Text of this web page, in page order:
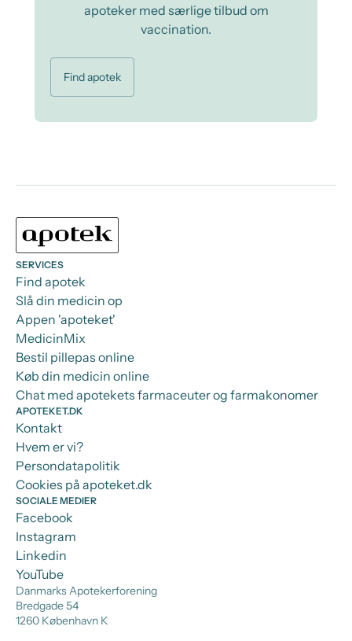
apoteker med særlige tilbud om
vaccination.
Find apotek
Danmarks Apotekerforening
Bredgade 54
1260 København K
SERVICES
Find apotek
Slå din medicin op
Appen 'apoteket'
MedicinMix
Bestil pillepas online
Køb din medicin online
Chat med apotekets farmaceuter og farmakonomer
APOTEKET.DK
Kontakt
Hvem er vi?
Persondatapolitik
Cookies på apoteket.dk
SOCIALE MEDIER
Facebook
Instagram
Linkedin
YouTube